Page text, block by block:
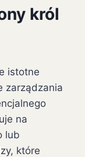
król
istotne
zarządzania
na
lub
które